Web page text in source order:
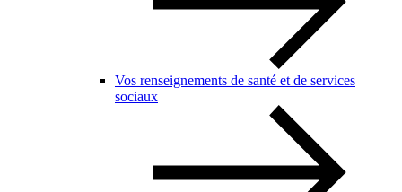
Vos renseignements de santé et de services
sociaux